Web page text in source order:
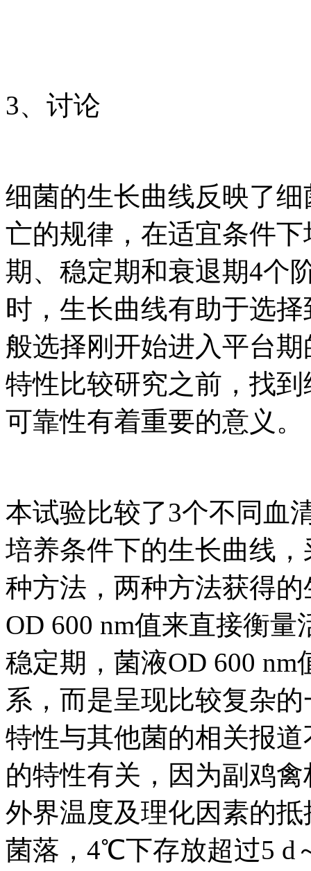
3、讨论
细菌的生长曲线反映了
亡的规律，在适宜条件
期、稳定期和衰退期4个
时，生长曲线有助于选
般选择刚开始进入平台
特性比较研究之前，找
可靠性有着重要的意义。
本试验比较了3个不同血
培养条件下的生长曲线
种方法，两种方法获得
OD 600 nm值来直接衡
稳定期，菌液OD 600
系，而是呈现比较复杂
特性与其他菌的相关报
的特性有关，因为副鸡
外界温度及理化因素的
菌落，4℃下存放超过5 d